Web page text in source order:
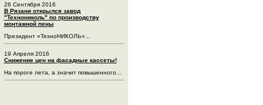
26 Сентября 2016
В Рязани открылся завод
"Технониколь" по производству
монтажной пены
Президент «ТехноНИКОЛЬ»...
19 Апреля 2016
Снижение цен на фасадные кассеты!
На пороге лета, а значит повышенного...